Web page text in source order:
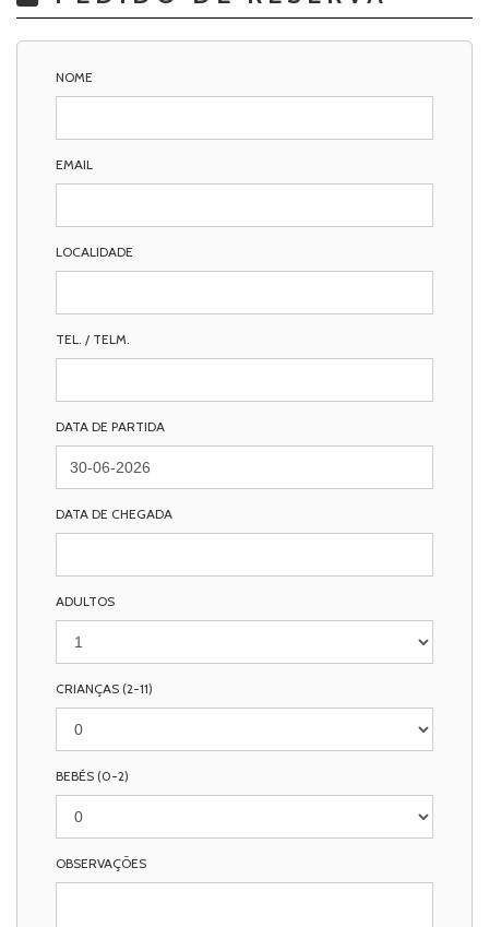
NOME
EMAIL
LOCALIDADE
TEL. / TELM.
DATA DE PARTIDA
DATA DE CHEGADA
ADULTOS
CRIANÇAS (2-11)
BEBÉS (0-2)
OBSERVAÇÕES